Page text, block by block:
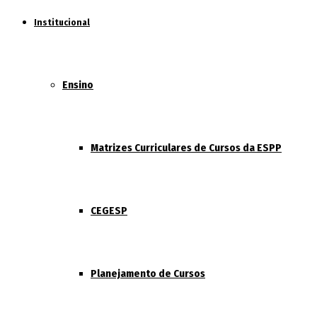
Institucional
Ensino
Matrizes Curriculares de Cursos da ESPP
CEGESP
Planejamento de Cursos